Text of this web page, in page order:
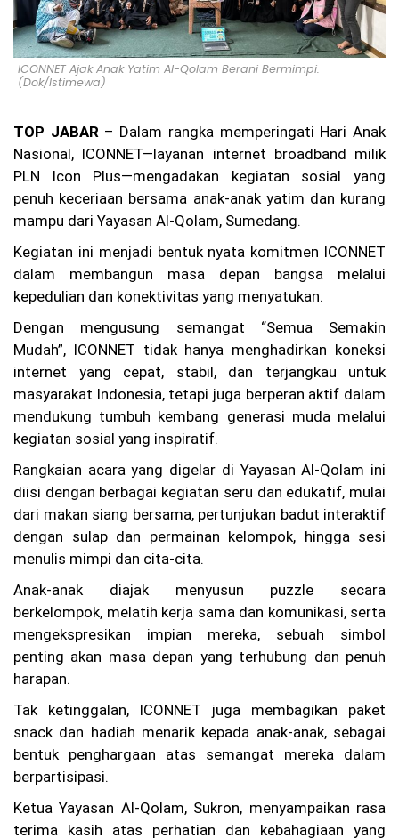
u,
Ka
su
s
Pe
ha
Ag
it
Pr
a
a
di
Ci
an
ju
Be
lu
m
Te
ru
ng
p,
lu
ar
ga
gi
Ke
pa
an
Hu
C
uc
un
Ah
Sy
a
ICONNET Ajak Anak Yatim Al-Qolam Berani Bermimpi.
(Dok/Istimewa)
TOP JABAR– Dalam rangka memperingati Hari Anak
Nasional, ICONNET—layanan internet broadband milik
PLN Icon Plus—mengadakan kegiatan sosial yang
penuh keceriaan bersama anak-anak yatim dan kurang
mampu dari Yayasan Al-Qolam, Sumedang.
Kegiatan ini menjadi bentuk nyata komitmen ICONNET
dalam membangun masa depan bangsa melalui
kepedulian dan konektivitas yang menyatukan.
Dengan mengusung semangat “Semua Semakin
Mudah”, ICONNET tidak hanya menghadirkan koneksi
internet yang cepat, stabil, dan terjangkau untuk
masyarakat Indonesia, tetapi juga berperan aktif dalam
mendukung tumbuh kembang generasi muda melalui
kegiatan sosial yang inspiratif.
Rangkaian acara yang digelar di Yayasan Al-Qolam ini
diisi dengan berbagai kegiatan seru dan edukatif, mulai
dari makan siang bersama, pertunjukan badut interaktif
dengan sulap dan permainan kelompok, hingga sesi
menulis mimpi dan cita-cita.
Anak-anak diajak menyusun puzzle secara
berkelompok, melatih kerja sama dan komunikasi, serta
mengekspresikan impian mereka, sebuah simbol
penting akan masa depan yang terhubung dan penuh
harapan.
Tak ketinggalan, ICONNET juga membagikan paket
snack dan hadiah menarik kepada anak-anak, sebagai
bentuk penghargaan atas semangat mereka dalam
berpartisipasi.
Ketua Yayasan Al-Qolam, Sukron, menyampaikan rasa
terima kasih atas perhatian dan kebahagiaan yang